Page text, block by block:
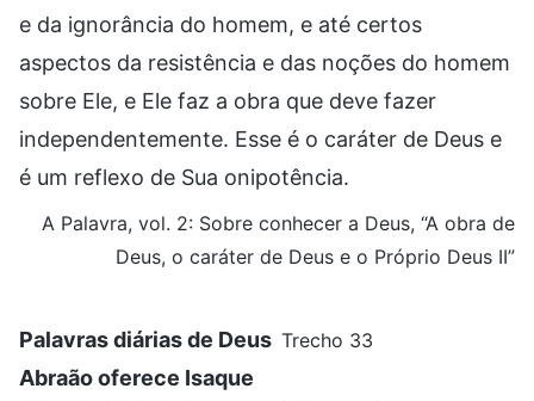
e da ignorância do homem, e até certos
aspectos da resistência e das noções do homem
sobre Ele, e Ele faz a obra que deve fazer
independentemente. Esse é o caráter de Deus e
é um reflexo de Sua onipotência.
A Palavra, vol. 2: Sobre conhecer a Deus, “A obra de
Deus, o caráter de Deus e o Próprio Deus II”
Palavras diárias de Deus Trecho 33
Abraão oferece Isaque